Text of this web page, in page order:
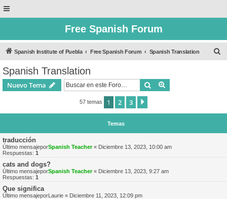
Free Spanish Forum
Spanish Institute of Puebla Free Spanish Forum Spanish Translation
Spanish Translation
Nuevo Tema Buscar
57 temas 1 2 3
Temas
traducción
Último mensajeporSpanish Teacher« Diciembre 13, 2023, 10:00 am
Respuestas: 1
cats and dogs?
Último mensajeporSpanish Teacher« Diciembre 13, 2023, 9:27 am
Respuestas: 1
Que significa
Último mensajeporLaurie « Diciembre 11, 2023, 12:09 pm